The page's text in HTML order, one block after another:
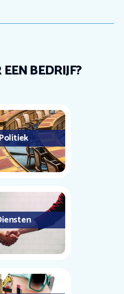
BEDRIJF?
Politiek